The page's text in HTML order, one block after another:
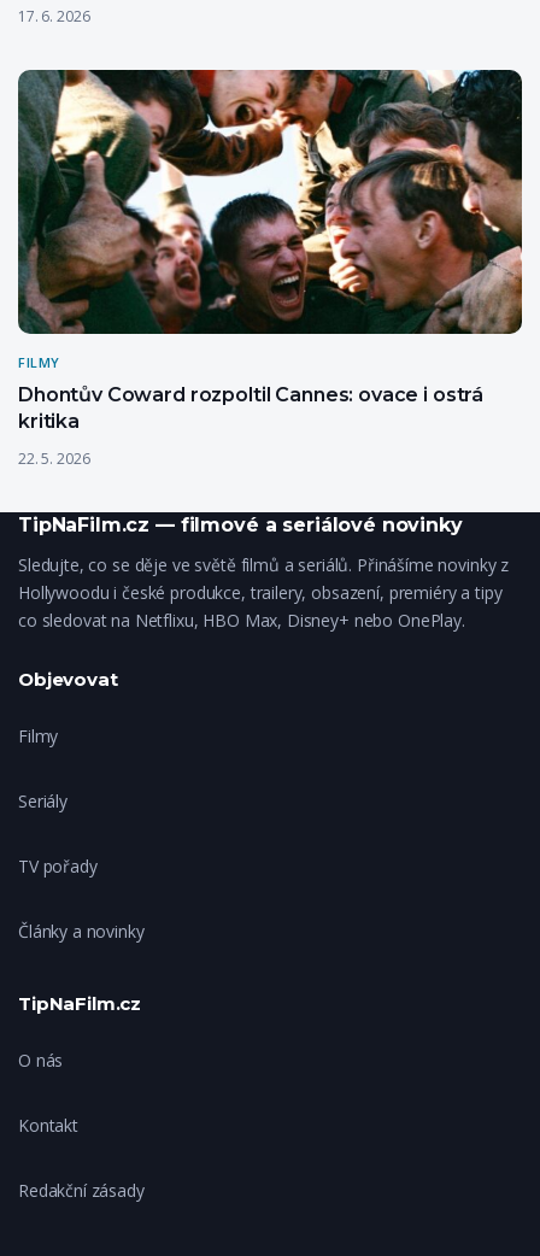
17. 6. 2026
FILMY
Dhontův Coward rozpoltil Cannes: ovace i ostrá
kritika
22. 5. 2026
TipNaFilm.cz — filmové a seriálové novinky
Sledujte, co se děje ve světě filmů a seriálů. Přinášíme novinky z
Hollywoodu i české produkce, trailery, obsazení, premiéry a tipy
co sledovat na Netflixu, HBO Max, Disney+ nebo OnePlay.
Objevovat
Filmy
Seriály
TV pořady
Články a novinky
TipNaFilm.cz
O nás
Kontakt
Redakční zásady